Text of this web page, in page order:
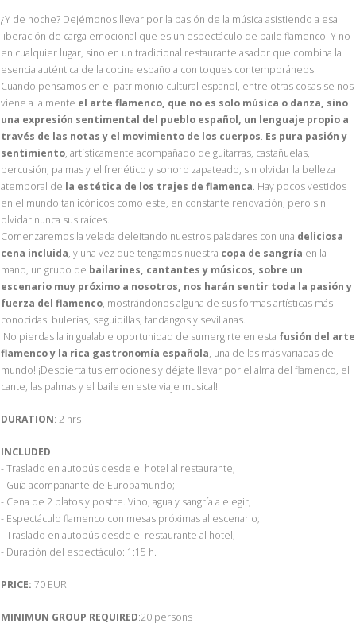
¿Y de noche? Dejémonos llevar por la pasión de la música asistiendo a esa
liberación de carga emocional que es un espectáculo de baile flamenco. Y no
en cualquier lugar, sino en un tradicional restaurante asador que combina la
esencia auténtica de la cocina española con toques contemporáneos.
Cuando pensamos en el patrimonio cultural español, entre otras cosas se nos
viene a la mente el arte flamenco, que no es solo música o danza, sino
una expresión sentimental del pueblo español, un lenguaje propio a
través de las notas y el movimiento de los cuerpos. Es pura pasión y
sentimiento, artísticamente acompañado de guitarras, castañuelas,
percusión, palmas y el frenético y sonoro zapateado, sin olvidar la belleza
atemporal de la estética de los trajes de flamenca. Hay pocos vestidos
en el mundo tan icónicos como este, en constante renovación, pero sin
olvidar nunca sus raíces.
Comenzaremos la velada deleitando nuestros paladares con una deliciosa
cena incluida, y una vez que tengamos nuestra copa de sangría en la
mano, un grupo de bailarines, cantantes y músicos, sobre un
escenario muy próximo a nosotros, nos harán sentir toda la pasión y
fuerza del flamenco, mostrándonos alguna de sus formas artísticas más
conocidas: bulerías, seguidillas, fandangos y sevillanas.
¡No pierdas la inigualable oportunidad de sumergirte en esta fusión del arte
flamenco y la rica gastronomía española, una de las más variadas del
mundo! ¡Despierta tus emociones y déjate llevar por el alma del flamenco, el
cante, las palmas y el baile en este viaje musical!
DURATION: 2 hrs
INCLUDED:
- Traslado en autobús desde el hotel al restaurante;
- Guía acompañante de Europamundo;
- Cena de 2 platos y postre. Vino, agua y sangría a elegir;
- Espectáculo flamenco con mesas próximas al escenario;
- Traslado en autobús desde el restaurante al hotel;
- Duración del espectáculo: 1:15 h.
PRICE: 70 EUR
MINIMUN GROUP REQUIRED:20 persons